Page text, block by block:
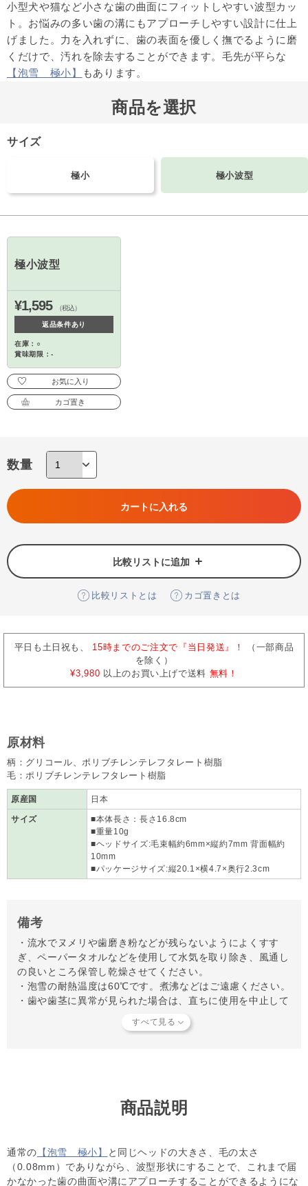
小型犬や猫など小さな歯の曲面にフィットしやすい波型カッ
ト。お悩みの多い歯の溝にもアプローチしやすい設計に仕上
げました。力を入れずに、歯の表面を優しく撫でるように磨
くだけで、汚れを除去することができます。毛先が平らな
【泡雪 極小】
もあります。
商品を選択
サイズ
極小 極小波型
極小波型
¥1,595 （税込）
返品条件あり
在庫：○
賞味期限：-
お気に入り
カゴ置き
数量
カートに入れる
比較リストに追加
比較リストとは カゴ置きとは
平日も土日祝も、 15時までのご注文で『当日発送』！
（一部商品
を除く）
¥3,980 以上のお買い上げで送料 無料！
原材料
柄：グリコール、ポリブチレンテレフタレート樹脂
毛：ポリブチレンテレフタレート樹脂
原産国 日本
サイズ
■本体長さ：長さ16.8cm
■重量10g
■ヘッドサイズ:毛束幅約6mm×縦約7mm 背面幅約
10mm
■パッケージサイズ:縦20.1×横4.7×奥行2.3cm
備考
・流水でヌメリや歯磨き粉などが残らないようによくすす
ぎ、ペーパータオルなどを使用して水気を取り除き、風通し
の良いところ保管し乾燥させてください。
・泡雪の耐熱温度は60℃です。煮沸などはご遠慮ください。
・歯や歯茎に異常が見られた場合は、直ちに使用を中止して
・水でしっかり洗って、風通しの良いところに保管して乾燥
本商品はご注文タイミングやご注文内容によっては、購入履
歴からのご注文キャンセル、 修正を受け付けることができ
ない場合がございます。
商品説明
通常の 【泡雪 極小】
と同じヘッドの大きさ、毛の太さ
（0.08mm）でありながら、波型形状にすることで、これまで届
かなかった歯の曲面や溝にアプローチすることができるようにな